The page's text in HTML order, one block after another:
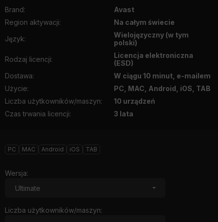
Brand:
Avast
Region aktywacji:
Na całym świecie
Język:
Wielojęzyczny (w tym
polski)
Rodzaj licencji:
Licencja elektroniczna
(ESD)
Dostawa:
W ciągu 10 minut, e-mailem
Użycie:
PC, MAC, Android, iOS, TAB
Liczba użytkowników/maszyn:
10 urządzeń
Czas trwania licencji: 3 lata
PC MAC Android iOS TAB
Wersja:
Liczba użytkowników/maszyn: